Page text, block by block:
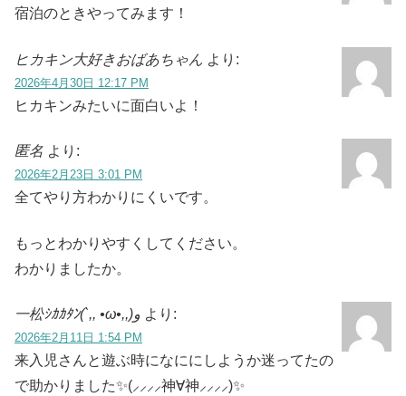
宿泊のときやってみます！
ヒカキン大好きおばあちゃん より:
2026年4月30日 12:17 PM
ヒカキンみたいに面白いよ！
匿名 より:
2026年2月23日 3:01 PM
全てやり方わかりにくいです。
もっとわかりやすくしてください。
わかりましたか。
一松ｼｶｶﾀﾝ(`,, •ω•,,)و より:
2026年2月11日 1:54 PM
来入児さんと遊ぶ時になににしようか迷ってたの
で助かりました✨️(⸝⸝⸝⸝神∀神⸝⸝⸝⸝)✨️